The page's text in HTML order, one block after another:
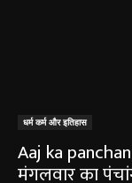
धर्म कर्म और इतिहास
Aaj ka
मंगलवार का